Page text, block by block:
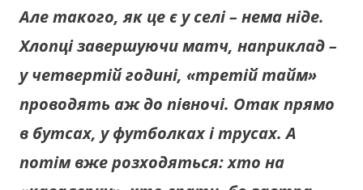
Але такого, як це є у селі – нема ніде.
Хлопці завершуючи матч, наприклад –
у четвертій годині, «третій тайм»
проводять аж до півночі. Отак прямо
в бутсах, у футболках і трусах. А
потім вже розходяться: хто на